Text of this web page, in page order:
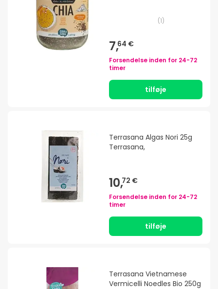
(1)
7,64 €
Forsendelse inden for 24-72
timer
tilføje
Terrasana Algas Nori 25g
Terrasana,
10,72 €
Forsendelse inden for 24-72
timer
tilføje
Terrasana Vietnamese
Vermicelli Noedles Bio 250g